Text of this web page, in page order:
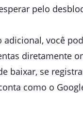
pelo
adicional, você
diretamente
baixar, se
como o